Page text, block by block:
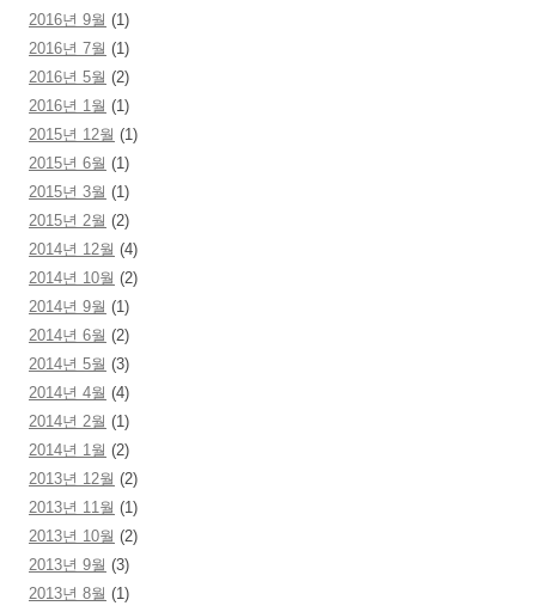
2016년 9월 (1)
2016년 7월 (1)
2016년 5월 (2)
2016년 1월 (1)
2015년 12월 (1)
2015년 6월 (1)
2015년 3월 (1)
2015년 2월 (2)
2014년 12월 (4)
2014년 10월 (2)
2014년 9월 (1)
2014년 6월 (2)
2014년 5월 (3)
2014년 4월 (4)
2014년 2월 (1)
2014년 1월 (2)
2013년 12월 (2)
2013년 11월 (1)
2013년 10월 (2)
2013년 9월 (3)
2013년 8월 (1)